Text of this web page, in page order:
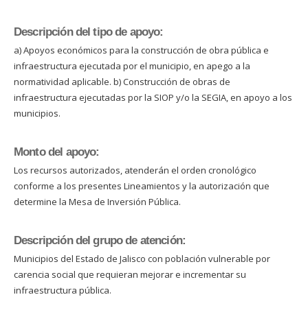
Descripción del tipo de apoyo:
a) Apoyos económicos para la construcción de obra pública e
infraestructura ejecutada por el municipio, en apego a la
normatividad aplicable. b) Construcción de obras de
infraestructura ejecutadas por la SIOP y/o la SEGIA, en apoyo a los
municipios.
Monto del apoyo:
Los recursos autorizados, atenderán el orden cronológico
conforme a los presentes Lineamientos y la autorización que
determine la Mesa de Inversión Pública.
Descripción del grupo de atención:
Municipios del Estado de Jalisco con población vulnerable por
carencia social que requieran mejorar e incrementar su
infraestructura pública.